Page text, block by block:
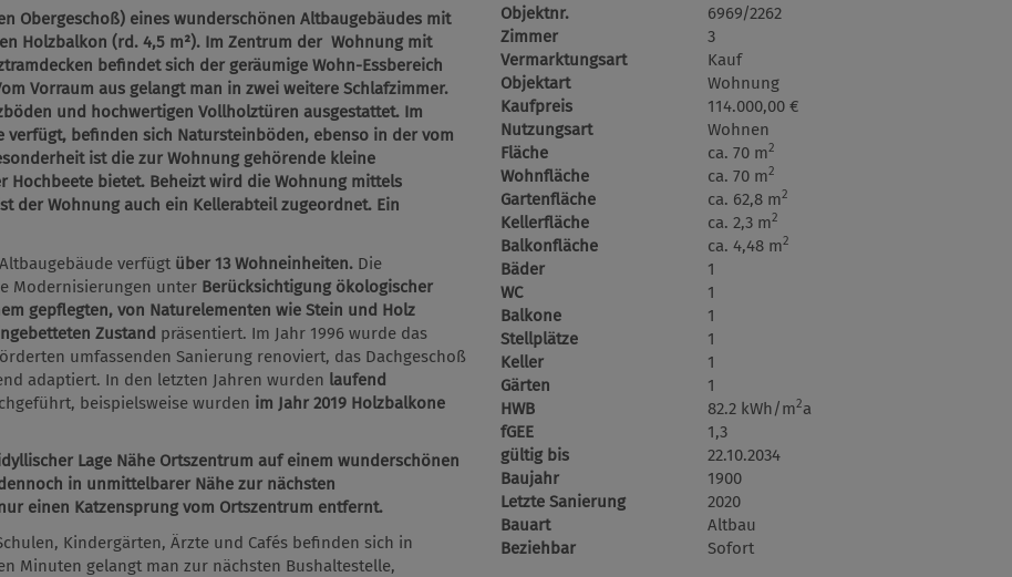
Obergeschoß) eines wunderschönen Altbaugebäudes mit
Holzbalkon (rd. 4,5 m²). Im Zentrum der Wohnung mit
befindet sich der geräumige Wohn-Essbereich
Vorraum aus gelangt man in zwei weitere Schlafzimmer.
und hochwertigen Vollholztüren ausgestattet. Im
verfügt, befinden sich Natursteinböden, ebenso in der vom
ist die zur Wohnung gehörende kleine
Hochbeete bietet. Beheizt wird die Wohnung mittels
der Wohnung auch ein Kellerabteil zugeordnet. Ein
verfügt über 13 Wohneinheiten. Die
Modernisierungen unter Berücksichtigung ökologischer
gepflegten, von Naturelementen wie Stein und Holz
Zustand präsentiert. Im Jahr 1996 wurde das
umfassenden Sanierung renoviert, das Dachgeschoß
adaptiert. In den letzten Jahren wurden laufend
beispielsweise wurden im Jahr 2019 Holzbalkone
Lage Nähe Ortszentrum auf einem wunderschönen
in unmittelbarer Nähe zur nächsten
einen Katzensprung vom Ortszentrum entfernt.
Kindergärten, Ärzte und Cafés befinden sich in
Minuten gelangt man zur nächsten Bushaltestelle,
Objektnr.
6969/2262
Zimmer
3
Vermarktungsart
Kauf
Objektart
Wohnung
Kaufpreis
114.000,00 €
Nutzungsart
Wohnen
Fläche
ca. 70 m2
Wohnfläche ca. 70 m2
Gartenfläche ca. 62,8 m2
Kellerfläche ca. 2,3 m2
Balkonfläche ca. 4,48 m2
Bäder
1
WC
1
Balkone
1
Stellplätze
1
Keller
1
Gärten
1
HWB
82.2 kWh/m2a
fGEE
1,3
gültig bis
22.10.2034
Baujahr
1900
Letzte Sanierung
2020
Bauart
Altbau
Beziehbar
Sofort